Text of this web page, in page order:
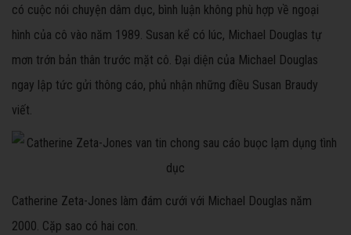
có cuộc nói chuyện dâm dục, bình luận không phù hợp về ngoại
hình của cô vào năm 1989. Susan kể có lúc, Michael Douglas tự
mơn trớn bản thân trước mặt cô. Đại diện của Michael Douglas
ngay lập tức gửi thông cáo, phủ nhận những điều Susan Braudy
viết.
Catherine Zeta-Jones làm đám cưới với Michael Douglas năm
2000. Cặp sao có hai con.